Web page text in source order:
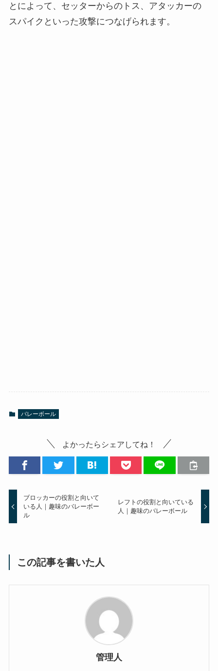
とによって、セッターからのトス、アタッカーの
スパイクといった攻撃につなげられます。
バレーボール
よかったらシェアしてね！
ブロッカーの役割と向いて
いる人｜趣味のバレーボー
ル
レフトの役割と向いている
人｜趣味のバレーボール
この記事を書いた人
管理人